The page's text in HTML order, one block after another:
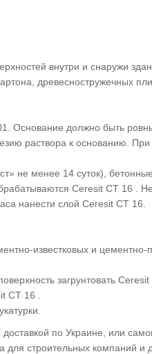
внутри и снаружи
древесностружечных
Основание должно быть
раствора к основанию.
не менее 14 суток),
Ceresit CT 16
нанести слой Ceresit CT 16.
известковых и цементно-
загрунтовать
CT 16 .
по Украине, или
для строительных компаний и